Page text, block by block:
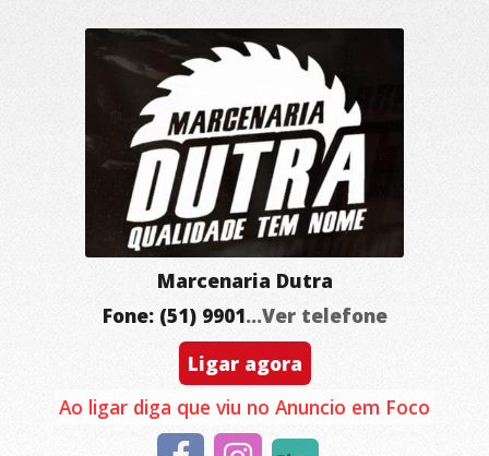
Marcenaria Dutra
Fone: (51) 9901...Ver telefone
Ligar agora
Ao ligar diga que viu no Anuncio em Foco